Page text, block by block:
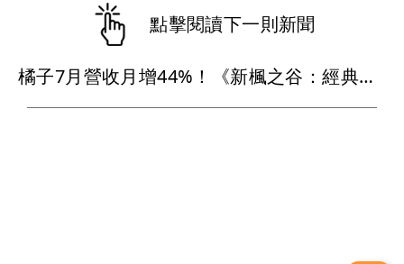
點擊閱讀下一則新聞
橘子7月營收月增44%！《新楓之谷：經典版》搶攻暑假旺季